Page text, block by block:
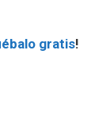
gratis!